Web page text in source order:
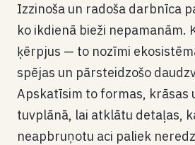
Izzinoša un radoša darbnīca
ko ikdienā bieži nepamanām.
ķērpjus — to nozīmi
spējas un pārsteidzošo
Apskatīsim to formas, krāsas
tuvplānā, lai atklātu detaļas,
neapbruņotu aci paliek